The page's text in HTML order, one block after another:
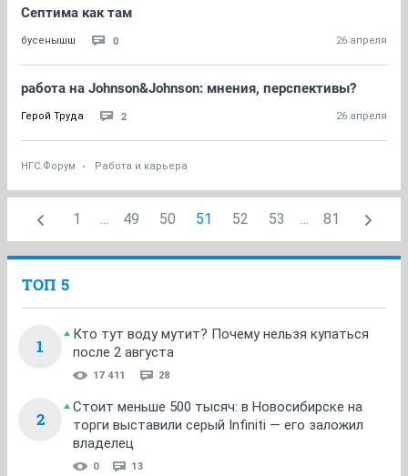
Септима как там
бусенышш 0 26 апреля
работа на Johnson&Johnson: мнения, перспективы?
Герой Труда 2 26 апреля
НГС.Форум Работа и карьера
1 ... 49 50 51 52 53 ... 81
ТОП 5
1
Кто тут воду мутит? Почему нельзя купаться
после 2 августа
17 411 28
2
Стоит меньше 500 тысяч: в Новосибирске на
торги выставили серый Infiniti — его заложил
владелец
0 13